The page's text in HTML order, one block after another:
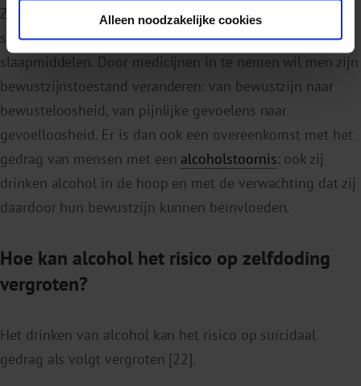
Alleen noodzakelijke cookies
Zo kunnen mensen bij een poging totsuïcide
stoffen innemen, zoals een grote hoeveelheid
slaapmiddelen. Door medicijnen in te nemen wil men zijn
bewustzijnstoestand veranderen: van bewustzijn naar
bewusteloosheid, van pijnlijke gevoelens naar
gevoelloosheid. Er is dan ook een overeenkomst met het
gedrag van mensen met een alcoholstoornis: ook zij
drinken alcohol in de hoop en met de verwachting dat zij
daardoor hun bewustzijn kunnen beïnvloeden.
Hoe kan alcohol het risico op zelfdoding
vergroten?
Het drinken van alcohol kan het risico op suïcidaal
gedrag als volgt vergroten [22].